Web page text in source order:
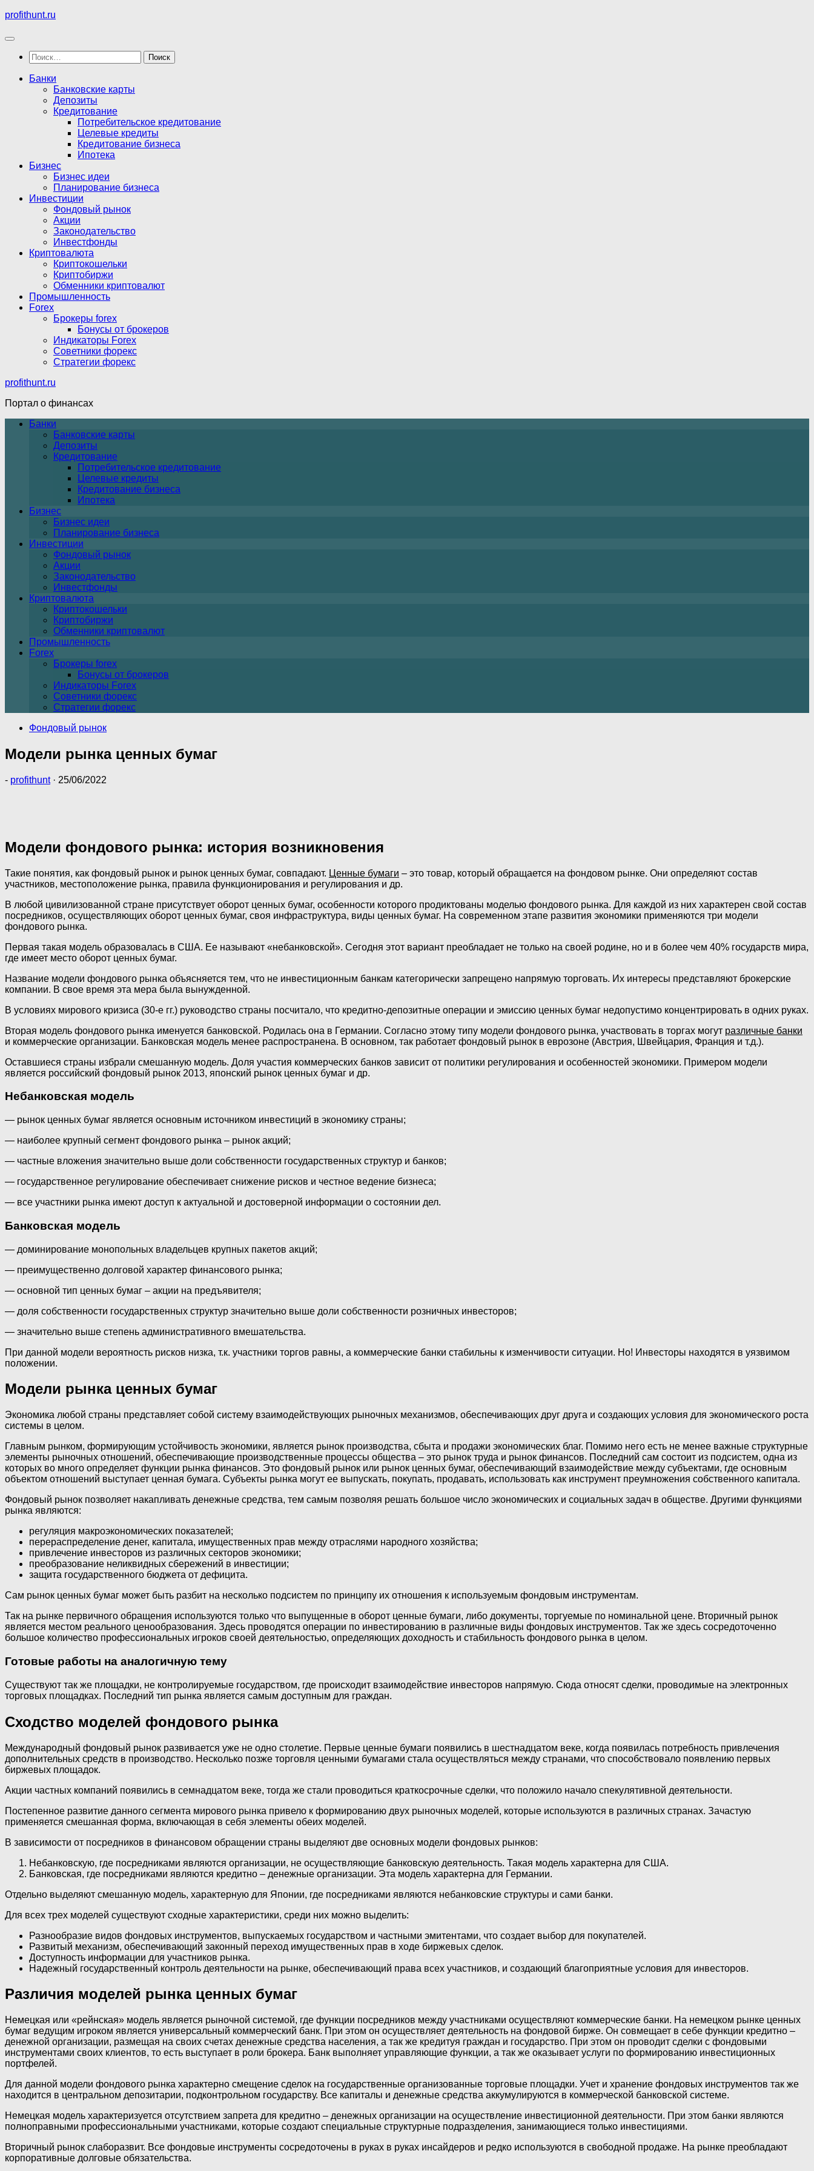
Перейти
содержимому
profithunt.ru
Найти:
Банки
Банковские карты
Депозиты
Кредитование
Потребительское кредитование
Целевые кредиты
Кредитование бизнеса
Ипотека
Бизнес
Бизнес идеи
Планирование бизнеса
Инвестиции
Фондовый рынок
Акции
Законодательство
Инвестфонды
Криптовалюта
Криптокошельки
Криптобиржи
Обменники криптовалют
Промышленность
Forex
Брокеры forex
Бонусы от брокеров
Индикаторы Forex
Советники форекс
Стратегии форекс
profithunt.ru
Портал о финансах
Банки
Банковские карты
Депозиты
Кредитование
Потребительское кредитование
Целевые кредиты
Кредитование бизнеса
Ипотека
Бизнес
Бизнес идеи
Планирование бизнеса
Инвестиции
Фондовый рынок
Акции
Законодательство
Инвестфонды
Криптовалюта
Криптокошельки
Криптобиржи
Обменники криптовалют
Промышленность
Forex
Брокеры forex
Бонусы от брокеров
Индикаторы Forex
Советники форекс
Стратегии форекс
Фондовый рынок
Модели рынка ценных бумаг
- profithunt · 25/06/2022
Модели фондового рынка: история возникновения
Такие понятия, как фондовый рынок и рынок ценных бумаг, совпадают. Ценные бумаги – это товар, который обращается на фондовом рынке. Они определяют состав
участников, местоположение рынка, правила функционирования и регулирования и др.
В любой цивилизованной стране присутствует оборот ценных бумаг, особенности которого продиктованы моделью фондового рынка. Для каждой из них характерен свой состав
посредников, осуществляющих оборот ценных бумаг, своя инфраструктура, виды ценных бумаг. На современном этапе развития экономики применяются три модели
фондового рынка.
Первая такая модель образовалась в США. Ее называют «небанковской». Сегодня этот вариант преобладает не только на своей родине, но и в более чем 40% государств мира,
где имеет место оборот ценных бумаг.
Название модели фондового рынка объясняется тем, что не инвестиционным банкам категорически запрещено напрямую торговать. Их интересы представляют брокерские
компании. В свое время эта мера была вынужденной.
В условиях мирового кризиса (30-е гг.) руководство страны посчитало, что кредитно-депозитные операции и эмиссию ценных бумаг недопустимо концентрировать в одних руках.
Вторая модель фондового рынка именуется банковской. Родилась она в Германии. Согласно этому типу модели фондового рынка, участвовать в торгах могут различные банки
и коммерческие организации. Банковская модель менее распространена. В основном, так работает фондовый рынок в еврозоне (Австрия, Швейцария, Франция и т.д.).
Оставшиеся страны избрали смешанную модель. Доля участия коммерческих банков зависит от политики регулирования и особенностей экономики. Примером модели
является российский фондовый рынок 2013, японский рынок ценных бумаг и др.
Небанковская модель
— рынок ценных бумаг является основным источником инвестиций в экономику страны;
— наиболее крупный сегмент фондового рынка – рынок акций;
— частные вложения значительно выше доли собственности государственных структур и банков;
— государственное регулирование обеспечивает снижение рисков и честное ведение бизнеса;
— все участники рынка имеют доступ к актуальной и достоверной информации о состоянии дел.
Банковская модель
— доминирование монопольных владельцев крупных пакетов акций;
— преимущественно долговой характер финансового рынка;
— основной тип ценных бумаг – акции на предъявителя;
— доля собственности государственных структур значительно выше доли собственности розничных инвесторов;
— значительно выше степень административного вмешательства.
При данной модели вероятность рисков низка, т.к. участники торгов равны, а коммерческие банки стабильны к изменчивости ситуации. Но! Инвесторы находятся в уязвимом
положении.
Модели рынка ценных бумаг
Экономика любой страны представляет собой систему взаимодействующих рыночных механизмов, обеспечивающих друг друга и создающих условия для экономического роста
системы в целом.
Главным рынком, формирующим устойчивость экономики, является рынок производства, сбыта и продажи экономических благ. Помимо него есть не менее важные структурные
элементы рыночных отношений, обеспечивающие производственные процессы общества – это рынок труда и рынок финансов. Последний сам состоит из подсистем, одна из
которых во много определяет функции рынка финансов. Это фондовый рынок или рынок ценных бумаг, обеспечивающий взаимодействие между субъектами, где основным
объектом отношений выступает ценная бумага. Субъекты рынка могут ее выпускать, покупать, продавать, использовать как инструмент преумножения собственного капитала.
Фондовый рынок позволяет накапливать денежные средства, тем самым позволяя решать большое число экономических и социальных задач в обществе. Другими функциями
рынка являются:
регуляция макроэкономических показателей;
перераспределение денег, капитала, имущественных прав между отраслями народного хозяйства;
привлечение инвесторов из различных секторов экономики;
преобразование неликвидных сбережений в инвестиции;
защита государственного бюджета от дефицита.
Сам рынок ценных бумаг может быть разбит на несколько подсистем по принципу их отношения к используемым фондовым инструментам.
Так на рынке первичного обращения используются только что выпущенные в оборот ценные бумаги, либо документы, торгуемые по номинальной цене. Вторичный рынок
является местом реального ценообразования. Здесь проводятся операции по инвестированию в различные виды фондовых инструментов. Так же здесь сосредоточенно
большое количество профессиональных игроков своей деятельностью, определяющих доходность и стабильность фондового рынка в целом.
Готовые работы на аналогичную тему
Существуют так же площадки, не контролируемые государством, где происходит взаимодействие инвесторов напрямую. Сюда относят сделки, проводимые на электронных
торговых площадках. Последний тип рынка является самым доступным для граждан.
Сходство моделей фондового рынка
Международный фондовый рынок развивается уже не одно столетие. Первые ценные бумаги появились в шестнадцатом веке, когда появилась потребность привлечения
дополнительных средств в производство. Несколько позже торговля ценными бумагами стала осуществляться между странами, что способствовало появлению первых
биржевых площадок.
Акции частных компаний появились в семнадцатом веке, тогда же стали проводиться краткосрочные сделки, что положило начало спекулятивной деятельности.
Постепенное развитие данного сегмента мирового рынка привело к формированию двух рыночных моделей, которые используются в различных странах. Зачастую
применяется смешанная форма, включающая в себя элементы обеих моделей.
В зависимости от посредников в финансовом обращении страны выделяют две основных модели фондовых рынков:
Небанковскую, где посредниками являются организации, не осуществляющие банковскую деятельность. Такая модель характерна для США.
Банковская, где посредниками являются кредитно – денежные организации. Эта модель характерна для Германии.
Отдельно выделяют смешанную модель, характерную для Японии, где посредниками являются небанковские структуры и сами банки.
Для всех трех моделей существуют сходные характеристики, среди них можно выделить:
Разнообразие видов фондовых инструментов, выпускаемых государством и частными эмитентами, что создает выбор для покупателей.
Развитый механизм, обеспечивающий законный переход имущественных прав в ходе биржевых сделок.
Доступность информации для участников рынка.
Надежный государственный контроль деятельности на рынке, обеспечивающий права всех участников, и создающий благоприятные условия для инвесторов.
Различия моделей рынка ценных бумаг
Немецкая или «рейнская» модель является рыночной системой, где функции посредников между участниками осуществляют коммерческие банки. На немецком рынке ценных
бумаг ведущим игроком является универсальный коммерческий банк. При этом он осуществляет деятельность на фондовой бирже. Он совмещает в себе функции кредитно –
денежной организации, размещая на своих счетах денежные средства населения, а так же кредитуя граждан и государство. При этом он проводит сделки с фондовыми
инструментами своих клиентов, то есть выступает в роли брокера. Банк выполняет управляющие функции, а так же оказывает услуги по формированию инвестиционных
портфелей.
Для данной модели фондового рынка характерно смещение сделок на государственные организованные торговые площадки. Учет и хранение фондовых инструментов так же
находится в центральном депозитарии, подконтрольном государству. Все капиталы и денежные средства аккумулируются в коммерческой банковской системе.
Немецкая модель характеризуется отсутствием запрета для кредитно – денежных организации на осуществление инвестиционной деятельности. При этом банки являются
полноправными профессиональными участниками, которые создают специальные структурные подразделения, занимающиеся только инвестициями.
Вторичный рынок слаборазвит. Все фондовые инструменты сосредоточены в руках в руках инсайдеров и редко используются в свободной продаже. На рынке преобладают
корпоративные долговые обязательства.